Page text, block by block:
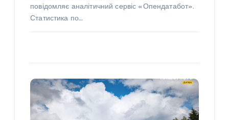
повідомляє аналітичний сервіс «Опендатабот».
Статистика по…